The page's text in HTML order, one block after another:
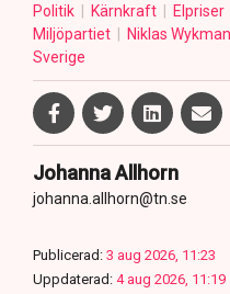
Politik Kärnkraft Elpriser
Miljöpartiet
Niklas Wykman
Sverige
Johanna Allhorn
johanna.allhorn@tn.se
Publicerad: 3 aug 2026, 11:23
Uppdaterad: 4 aug 2026, 11:19